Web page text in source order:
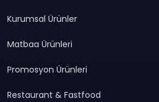
Kurumsal Ürünler
Matbaa Ürünleri
Promosyon Ürünleri
Restaurant & Fastfood